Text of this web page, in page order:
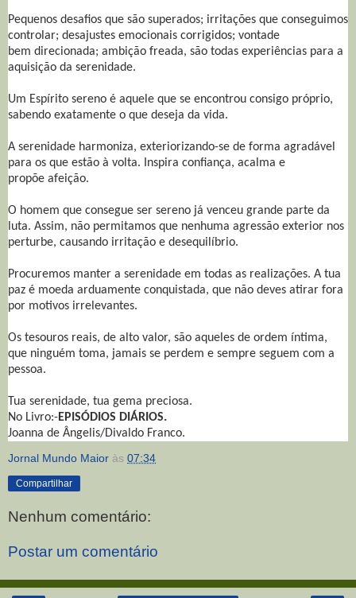
Pequenos desafios que são superados; irritações que conseguimos
controlar; desajustes emocionais corrigidos; vontade
bem direcionada; ambição freada, são todas experiências para a
aquisição da serenidade.
Um Espírito sereno é aquele que se encontrou consigo próprio,
sabendo exatamente o que deseja da vida.
A serenidade harmoniza, exteriorizando-se de forma agradável
para os que estão à volta. Inspira confiança, acalma e
propõe afeição.
O homem que consegue ser sereno já venceu grande parte da
luta. Assim, não permitamos que nenhuma agressão exterior nos
perturbe, causando irritação e desequilíbrio.
Procuremos manter a serenidade em todas as realizações. A tua
paz é moeda arduamente conquistada, que não deves atirar fora
por motivos irrelevantes.
Os tesouros reais, de alto valor, são aqueles de ordem íntima,
que ninguém toma, jamais se perdem e sempre seguem com a
pessoa.
Tua serenidade, tua gema preciosa.
No Livro:-EPISÓDIOS DIÁRIOS.
Joanna de Ângelis/Divaldo Franco.
Jornal Mundo Maior às 07:34
Compartilhar
Nenhum comentário:
Postar um comentário